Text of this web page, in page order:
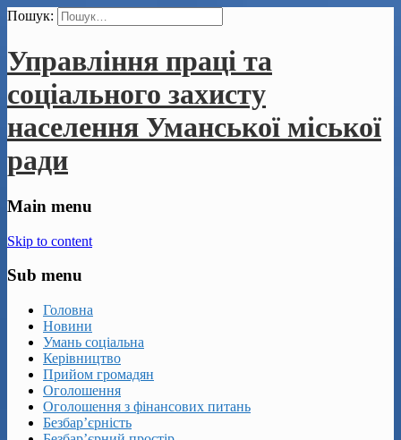
Пошук:
Управління праці та
соціального захисту
населення Уманської міської
ради
Main menu
Skip to content
Sub menu
Головна
Новини
Умань соціальна
Керівництво
Прийом громадян
Оголошення
Оголошення з фінансових питань
Безбар’єрність